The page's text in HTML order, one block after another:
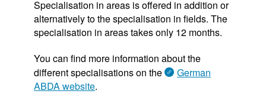
Specialisation in areas is offered in addition or
alternatively to the specialisation in fields. The
specialisation in areas takes only 12 months.
You can find more information about the
different specialisations on the
German
ABDA website.